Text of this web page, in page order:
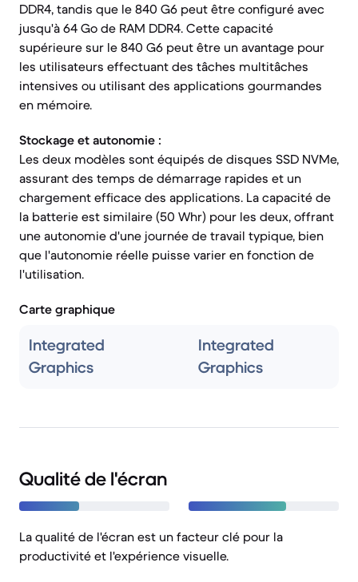
DDR4, tandis que le 840 G6 peut être configuré avec
jusqu'à 64 Go de RAM DDR4. Cette capacité
supérieure sur le 840 G6 peut être un avantage pour
les utilisateurs effectuant des tâches multitâches
intensives ou utilisant des applications gourmandes
en mémoire.
Stockage et autonomie :
Les deux modèles sont équipés de disques SSD NVMe,
assurant des temps de démarrage rapides et un
chargement efficace des applications. La capacité de
la batterie est similaire (50 Whr) pour les deux, offrant
une autonomie d'une journée de travail typique, bien
que l'autonomie réelle puisse varier en fonction de
l'utilisation.
Carte graphique
Integrated
Graphics
Integrated
Graphics
Qualité de l'écran
La qualité de l'écran est un facteur clé pour la
productivité et l'expérience visuelle.